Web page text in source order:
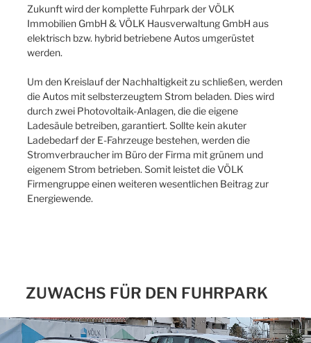
Zukunft wird der komplette Fuhrpark der VÖLK
Immobilien GmbH & VÖLK Hausverwaltung GmbH aus
elektrisch bzw. hybrid betriebene Autos umgerüstet
werden.
Um den Kreislauf der Nachhaltigkeit zu schließen, werden
die Autos mit selbsterzeugtem Strom beladen. Dies wird
durch zwei Photovoltaik-Anlagen, die die eigene
Ladesäule betreiben, garantiert. Sollte kein akuter
Ladebedarf der E-Fahrzeuge bestehen, werden die
Stromverbraucher im Büro der Firma mit grünem und
eigenem Strom betrieben. Somit leistet die VÖLK
Firmengruppe einen weiteren wesentlichen Beitrag zur
Energiewende.
ZUWACHS FÜR DEN FUHRPARK